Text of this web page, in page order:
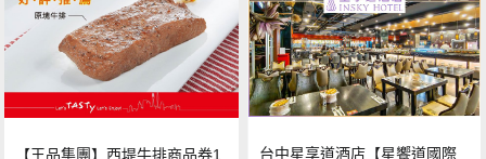
【王品集團】西堤牛排商品券1 台中星享道酒店【星饗道國際